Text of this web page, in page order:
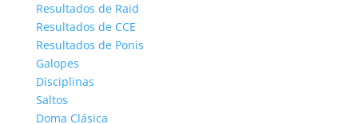
Resultados de Raid
Resultados de CCE
Resultados de Ponis
Galopes
Disciplinas
Saltos
Doma Clásica